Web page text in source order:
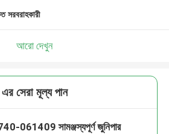
সরবরাহকারী
আরো দেখুন
এর সেরা মূল্য পান
061409 সামঞ্জস্যপূর্ণ জুনিপার